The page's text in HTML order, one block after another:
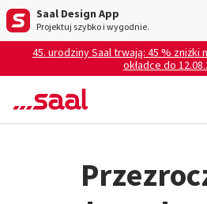
Saal Design App
Projektuj szybko i wygodnie.
45. urodziny Saal trwają: 45 % zniżki
okładce do